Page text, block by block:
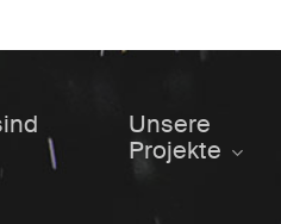
Unsere
Projekte